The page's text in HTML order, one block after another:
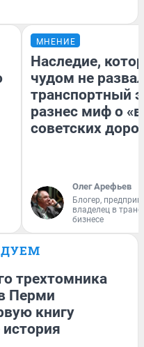
МНЕНИЕ
Наследие,
чудом не
транспортный
разнес миф о
советских
Олег Арефьев
Блогер,
владелец в
бизнесе
трехтомника
Перми
книгу